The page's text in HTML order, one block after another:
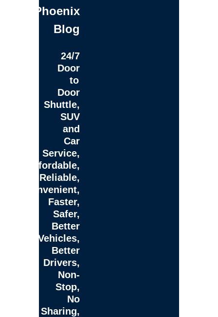
Phoenix
Blog
24/7
Door
to
Door
Shuttle,
SUV
and
Car
Service,
Affordable,
Reliable,
Convenient,
Faster,
Safer,
Better
Vehicles,
Better
Drivers,
Non-
Stop,
No
Sharing,